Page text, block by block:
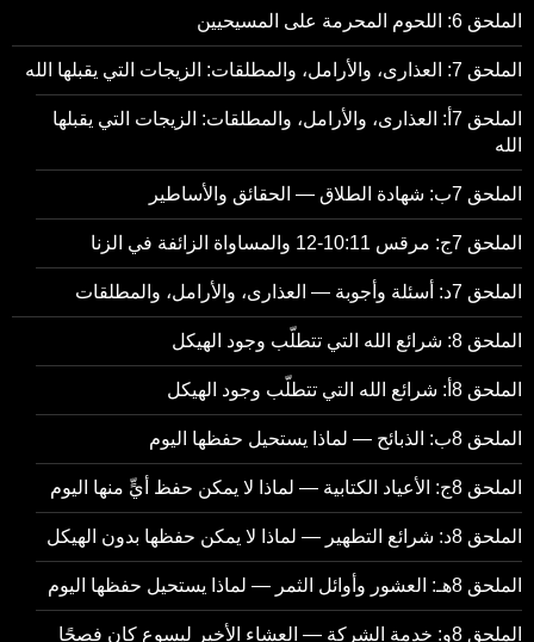
الملحق 6: اللحوم المحرمة على المسيحيين
الملحق 7: العذارى، والأرامل، والمطلقات: الزيجات التي يقبلها الله
الملحق 7أ: العذارى، والأرامل، والمطلقات: الزيجات التي يقبلها
الله
الملحق 7ب: شهادة الطلاق — الحقائق والأساطير
الملحق 7ج: مرقس 10:11-12 والمساواة الزائفة في الزنا
الملحق 7د: أسئلة وأجوبة — العذارى، والأرامل، والمطلقات
الملحق 8: شرائع الله التي تتطلّب وجود الهيكل
الملحق 8أ: شرائع الله التي تتطلّب وجود الهيكل
الملحق 8ب: الذبائح — لماذا يستحيل حفظها اليوم
الملحق 8ج: الأعياد الكتابية — لماذا لا يمكن حفظ أيٍّ منها اليوم
الملحق 8د: شرائع التطهير — لماذا لا يمكن حفظها بدون الهيكل
الملحق 8هـ: العشور وأوائل الثمر — لماذا يستحيل حفظها اليوم
الملحق 8و: خدمة الشركة — العشاء الأخير ليسوع كان فصحًا